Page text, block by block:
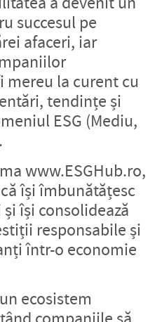
succesul pe
afaceri, iar
la curent cu
tendințe și
ESG (Mediu,
www.ESGHub.ro,
își îmbunătățesc
își consolidează
responsabile și
într-o economie
ecosistem